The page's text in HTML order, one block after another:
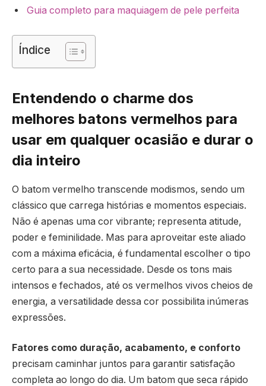
Guia completo para maquiagem de pele perfeita
Índice
Entendendo o charme dos
melhores batons vermelhos para
usar em qualquer ocasião e durar o
dia inteiro
O batom vermelho transcende modismos, sendo um
clássico que carrega histórias e momentos especiais.
Não é apenas uma cor vibrante; representa atitude,
poder e feminilidade. Mas para aproveitar este aliado
com a máxima eficácia, é fundamental escolher o tipo
certo para a sua necessidade. Desde os tons mais
intensos e fechados, até os vermelhos vivos cheios de
energia, a versatilidade dessa cor possibilita inúmeras
expressões.
Fatores como duração, acabamento, e conforto
precisam caminhar juntos para garantir satisfação
completa ao longo do dia. Um batom que seca rápido